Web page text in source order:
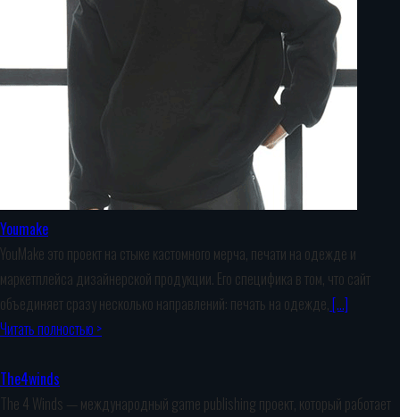
Youmake
YouMake это проект на стыке кастомного мерча, печати на одежде и
маркетплейса дизайнерской продукции. Его специфика в том, что сайт
объединяет сразу несколько направлений: печать на одежде,[…]
Читать полностью >
The4winds
The 4 Winds — международный game publishing проект, который работает